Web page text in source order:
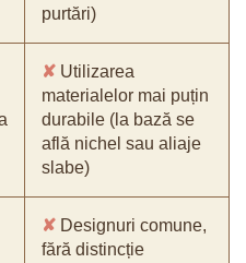
purtări)
✘ Utilizarea
materialelor mai puțin
durabile (la bază se
află nichel sau aliaje
slabe)
✘ Designuri comune,
fără distincție